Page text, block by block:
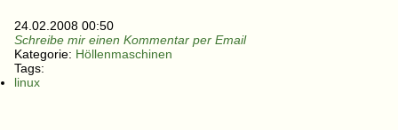
24.02.2008 00:50
Schreibe mir einen Kommentar per Email
Kategorie: Höllenmaschinen
Tags:
linux